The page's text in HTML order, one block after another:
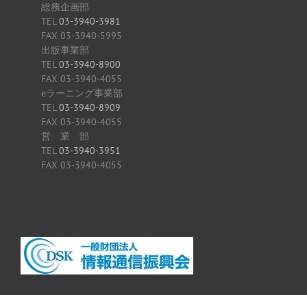
総務企画部
TEL03-3940-3981
FAX 03-3940-5995
出版事業部
TEL03-3940-8900
FAX 03-3940-4055
eラーニング事業部
TEL03-3940-8909
FAX 03-3940-4055
営 業 部
TEL03-3940-3951
FAX 03-3940-4055